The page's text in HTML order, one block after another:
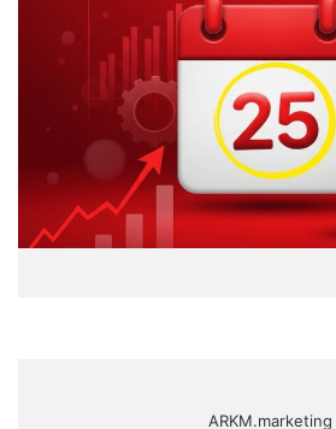
ARKM.marketing